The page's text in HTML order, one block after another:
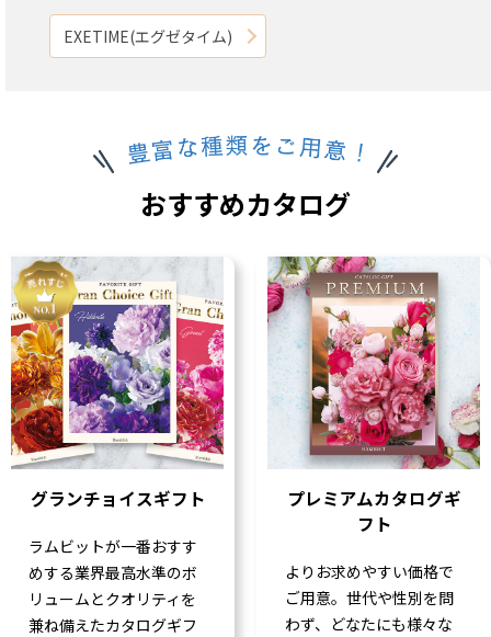
EXETIME(エグゼタイム)
おすすめカタログ
グランチョイスギフト
ラムビットが一番おすす
めする業界最高水準のボ
リュームとクオリティを
兼ね備えたカタログギフ
プレミアムカタログギ
フト
よりお求めやすい価格で
ご用意。世代や性別を問
わず、どなたにも様々な